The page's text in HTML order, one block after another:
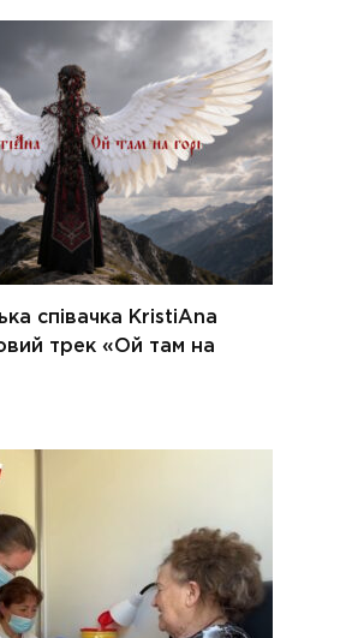
співачка KristiAna
трек «Ой там на